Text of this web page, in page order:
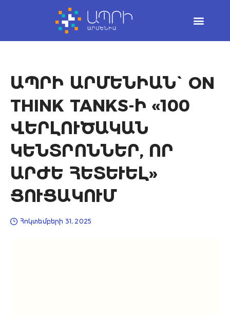
ԱՊՐԻ ԱՐՄԵՆԻԱՆ` ON
THINK TANKS-Ի «100
ՎԵՐԼՈՒԾԱԿԱՆ
ԿԵՆՏՐՈՆՆԵՐ, ՈՐ
ԱՐԺԵ ՀԵՏԵՒԵԼ» Ց
ՈՒՑԱԿՈՒՄ
Հոկտեմբերի 31, 2025